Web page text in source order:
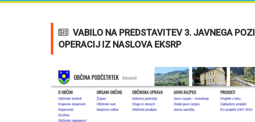
VABILO NA PREDSTAVITEV 3. JAVNEGA
OPERACIJ IZ NASLOVA EKSRP